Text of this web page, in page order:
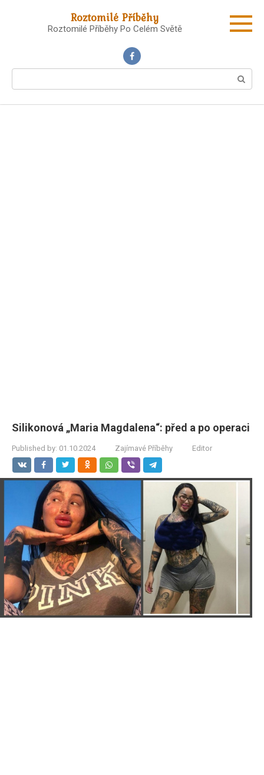
Roztomilé Příběhy
Roztomilé Příběhy Po Celém Světě
Silikonová „Maria Magdalena“: před a po operaci
Published by: 01.10.2024 Zajímavé Příběhy Editor